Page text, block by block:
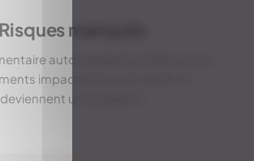
Risques manqués
automatisée qui détecte les
impactants avant qu'ils ne
deviennent un problème.